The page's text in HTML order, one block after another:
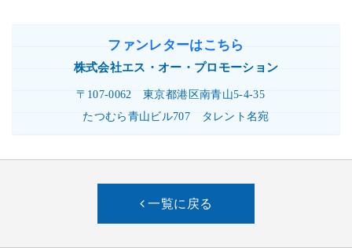
ファンレターはこちら
株式会社エス・オー・プロモーション
〒107-0062東京都港区南青山5-4-35
たつむら青山ビル707
タレント名宛
一覧に戻る